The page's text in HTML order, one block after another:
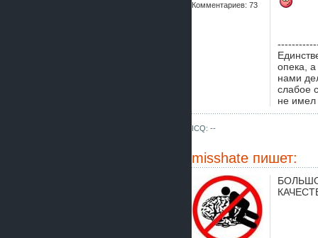
Комментариев: 73
опека,
нами
слабое
не имел
ICQ: --
misshate пишет: